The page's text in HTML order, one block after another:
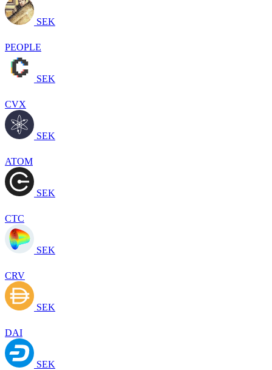
SEK
PEOPLE
SEK
CVX
SEK
ATOM
SEK
CTC
SEK
CRV
SEK
DAI
SEK